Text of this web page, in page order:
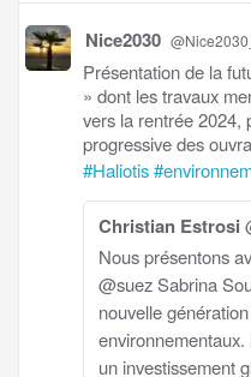
Nice2030
Présentation de la
» dont les travaux
vers la rentrée 2024,
progressive des
#Haliotis
Christian Estrosi
Nous présentons
@suez Sabrina
nouvelle
un investissement